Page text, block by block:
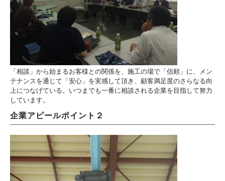
「相談」から始まるお客様との関係を、施工の場で「信頼」に、メン
テナンスを通じて「安心」を実感して頂き、顧客満足度のさらなる向
上につなげている。いつまでも一番に相談される企業を目指して努力
しています。
企業アピールポイント２